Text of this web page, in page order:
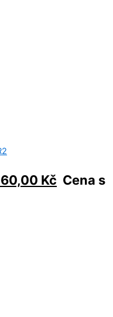
Kč Cena s